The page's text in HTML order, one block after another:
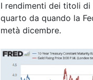
I rendimenti dei titoli di
quarto da quando la
metà dicembre.